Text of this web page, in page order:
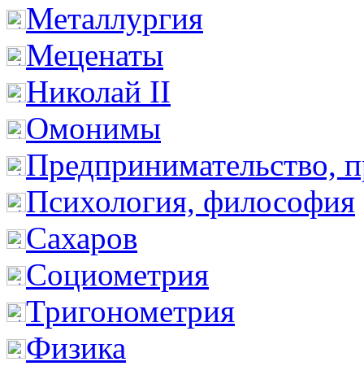
Металлургия
Меценаты
Николай II
Омонимы
Предпринимательство,
Психология, философия
Сахаров
Социометрия
Тригонометрия
Физика